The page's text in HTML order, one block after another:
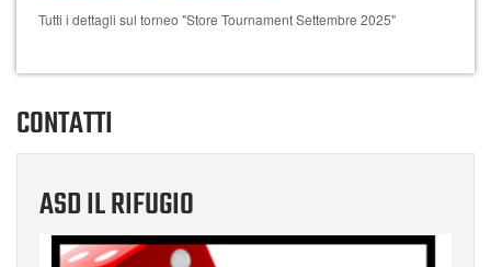
Tutti i dettagli sul torneo "Store Tournament Settembre 2025"
CONTATTI
ASD IL RIFUGIO